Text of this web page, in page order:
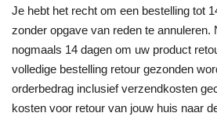
Je hebt het recht om een bestelling tot
zonder opgave van reden te annuleren.
nogmaals 14 dagen om uw product
volledige bestelling retour gezonden
orderbedrag inclusief verzendkosten
kosten voor retour van jouw huis naar